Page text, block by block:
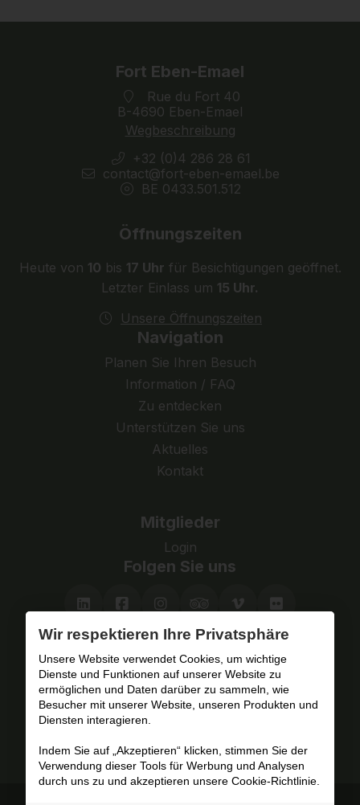
Fort Eben-Emael
Rue du Fort 40
B-4690 Eben-Emael
Wegbeschreibung
+32 (0)4 286 28 61
contact@fort-eben-emael.be
BE 0433.501.512
Öffnungszeiten
Heute von 10 bis 17 Uhr für Besichtigungen geöffnet.
Letzter Einlass um 15 Uhr.
Unsere Öffnungszeiten
Navigation
Planen Sie Ihren Besuch
Information / FAQ
Zu entdecken
Unterstützen Sie uns
Aktuelles
Kontakt
Mitglieder
Login
Folgen Sie uns
Besuchen Sie das Fort
mit oder ohne Fremdenführer.
Planen Sie Ihren Besuch
Wir respektieren Ihre Privatsphäre
Unsere Website verwendet Cookies, um wichtige
Dienste und Funktionen auf unserer Website zu
ermöglichen und Daten darüber zu sammeln, wie
Besucher mit unserer Website, unseren Produkten und
Diensten interagieren.
Indem Sie auf „Akzeptieren“ klicken, stimmen Sie der
Verwendung dieser Tools für Werbung und Analysen
durch uns zu und akzeptieren unsere Cookie-Richtlinie.